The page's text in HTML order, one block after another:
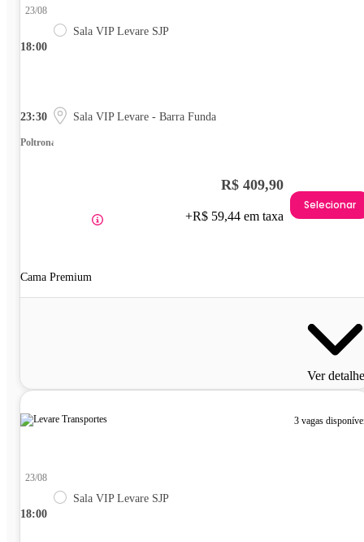
18:00
23/08
Sala VIP Levare SJP
23:30 Sala VIP Levare - Barra Funda
Poltrona
Cama Premium
R$ 409,90
+R$ 59,44 em taxa
Selecionar
Ver
3 vagas
18:00
23/08
Sala VIP Levare SJP